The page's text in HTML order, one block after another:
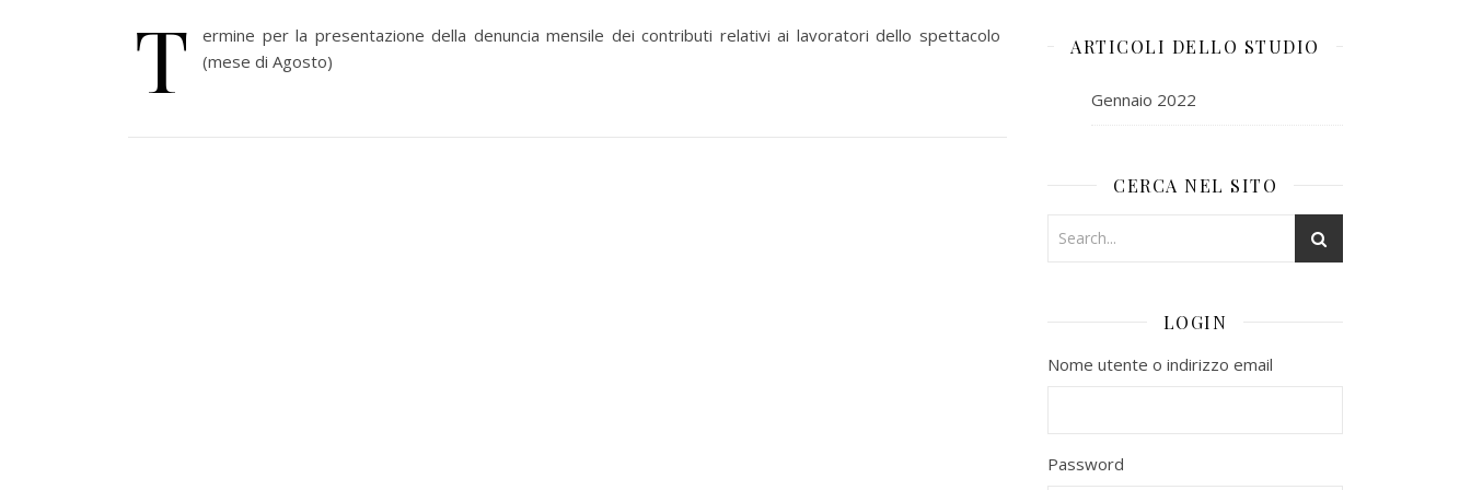
T
ermine per la presentazione della denuncia mensile dei contributi relativi ai lavoratori dello spettacolo
(mese di Agosto)
ARTICOLI DELLO STUDIO
Gennaio 2022
CERCA NEL SITO
LOGIN
Nome utente o indirizzo email
Password